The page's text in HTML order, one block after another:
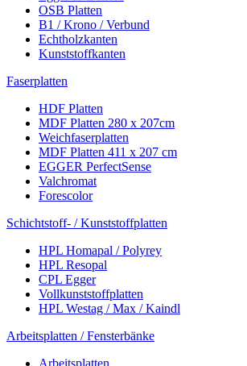
OSB Platten
B1 / Krono / Verbund
Echtholzkanten
Kunststoffkanten
Faserplatten
HDF Platten
MDF Platten 280 x 207cm
Weichfaserplatten
MDF Platten 411 x 207 cm
EGGER PerfectSense
Valchromat
Forescolor
Schichtstoff- / Kunststoffplatten
HPL Homapal / Polyrey
HPL Resopal
CPL Egger
Vollkunststoffplatten
HPL Westag / Max / Kaindl
Arbeitsplatten / Fensterbänke
Arbeitsplatten